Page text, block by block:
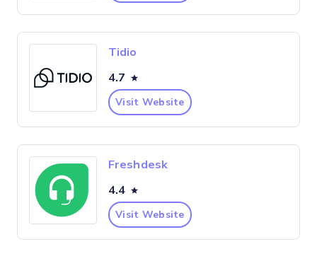
Tidio
4.7
Visit Website
Freshdesk
4.4
Visit Website